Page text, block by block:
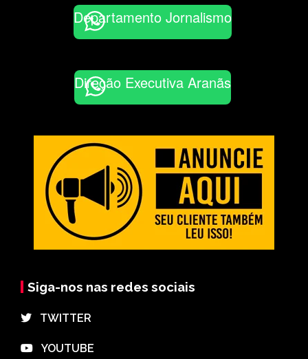
Departamento Jornalismo
Direção Executiva Aranãs
Siga-nos nas redes sociais
⠀TWITTER
⠀YOUTUBE